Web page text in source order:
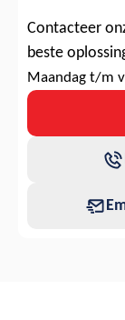
Contacteer
beste
Maandag t/m